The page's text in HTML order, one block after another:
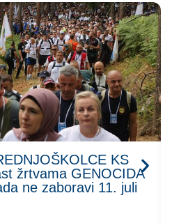
KS
žrtvama GENOCIDA
ne zaboravi 11. juli